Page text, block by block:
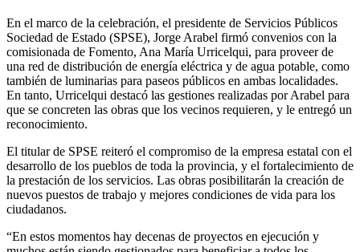
En el marco de la celebración, el presidente de Servicios Públicos
Sociedad de Estado (SPSE), Jorge Arabel firmó convenios con la
comisionada de Fomento, Ana María Urricelqui, para proveer de
una red de distribución de energía eléctrica y de agua potable, como
también de luminarias para paseos públicos en ambas localidades.
En tanto, Urricelqui destacó las gestiones realizadas por Arabel para
que se concreten las obras que los vecinos requieren, y le entregó un
reconocimiento.
El titular de SPSE reiteró el compromiso de la empresa estatal con el
desarrollo de los pueblos de toda la provincia, y el fortalecimiento de
la prestación de los servicios. Las obras posibilitarán la creación de
nuevos puestos de trabajo y mejores condiciones de vida para los
ciudadanos.
“En estos momentos hay decenas de proyectos en ejecución y